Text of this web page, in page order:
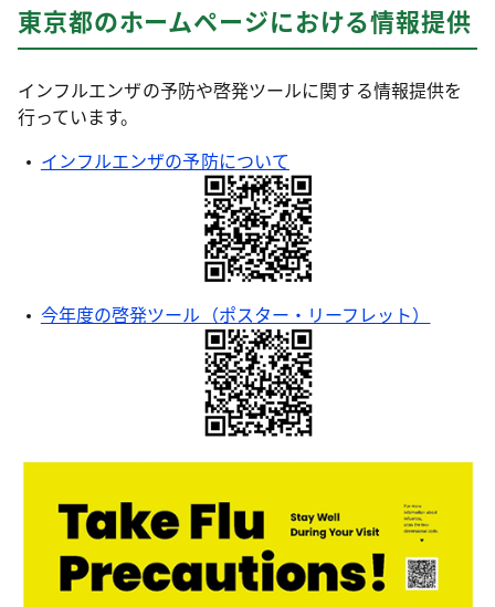
東京都のホームページにおける情報提供
インフルエンザの予防や啓発ツールに関する情報提供を
行っています。
インフルエンザの予防について
今年度の啓発ツール（ポスター・リーフレット）